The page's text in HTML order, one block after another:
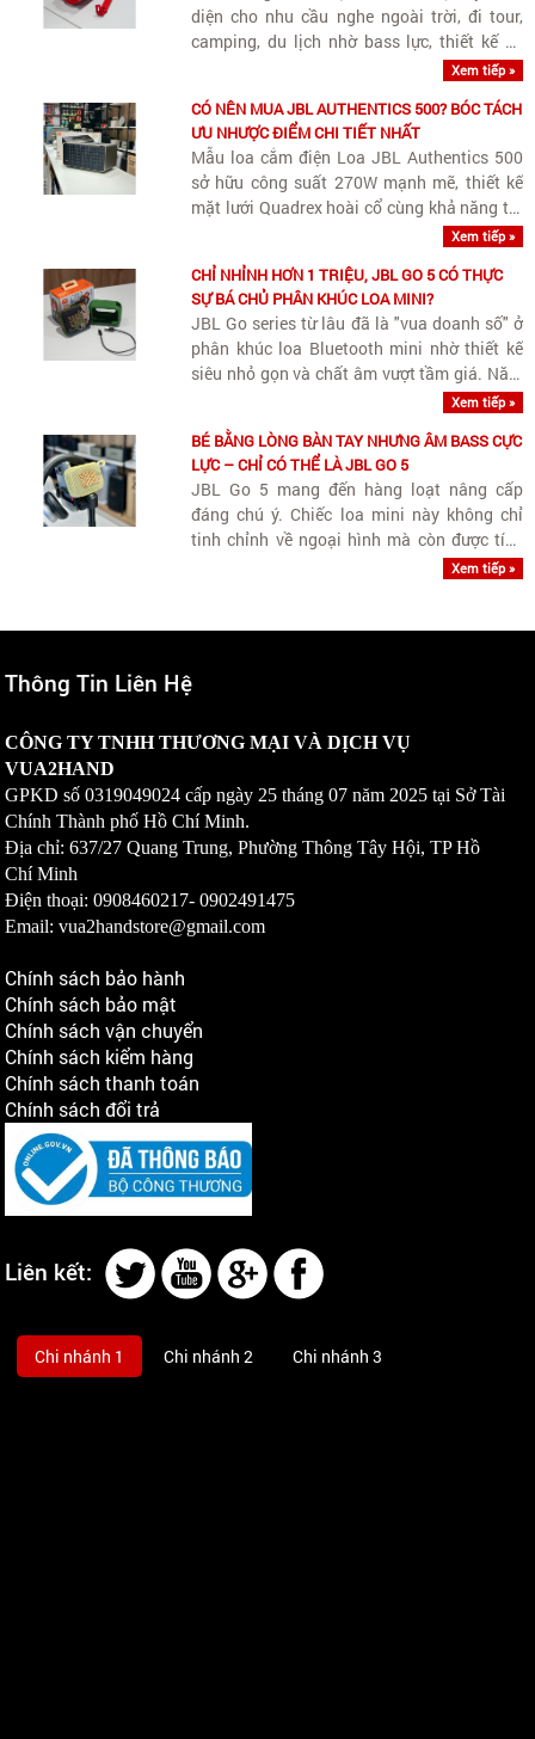
diện cho nhu cầu nghe ngoài trời, đi tour,
camping, du lịch nhờ bass lực, thiết kế có
quai đeo tiện lợi và độ bền IP68 chống cày
Xem tiếp »
CÓ NÊN MUA JBL AUTHENTICS 500? BÓC TÁCH
ƯU NHƯỢC ĐIỂM CHI TIẾT NHẤT
Mẫu loa cắm điện Loa JBL Authentics 500
sở hữu công suất 270W mạnh mẽ, thiết kế
mặt lưới Quadrex hoài cổ cùng khả năng tái
tạo âm thanh Dolby Atmos 3.1 kênh uy lực,
rộng.
Xem tiếp »
CHỈ NHỈNH HƠN 1 TRIỆU, JBL GO 5 CÓ THỰC
SỰ BÁ CHỦ PHÂN KHÚC LOA MINI?
JBL Go series từ lâu đã là "vua doanh số" ở
phân khúc loa Bluetooth mini nhờ thiết kế
siêu nhỏ gọn và chất âm vượt tầm giá. Năm
nay, JBL Go 5 xuất hiện mang theo hàng
năng kháng nước cho đến..
Xem tiếp »
BÉ BẰNG LÒNG BÀN TAY NHƯNG ÂM BASS CỰC
LỰC – CHỈ CÓ THỂ LÀ JBL GO 5
JBL Go 5 mang đến hàng loạt nâng cấp
đáng chú ý. Chiếc loa mini này không chỉ
tinh chỉnh về ngoại hình mà còn được tích
hợp nhiều công nghệ vốn thường chỉ xuất
Xem tiếp »
Thông Tin Liên Hệ
CÔNG TY TNHH THƯƠNG MẠI VÀ DỊCH VỤ
VUA2HAND
GPKD số0319049024 cấp ngày 25 tháng 07 năm 2025 tại Sở Tài
Chính Thành phố Hồ Chí Minh.
Địa chỉ: 637/27 Quang Trung, Phường Thông Tây Hội, TP Hồ
Chí Minh
Điện thoại: 0908460217-0902491475
Email: vua2handstore@gmail.com
Chính sách bảo hành
Chính sách bảo mật
Chính sách vận chuyển
Chính sách kiểm hàng
Chính sách thanh toán
Chính sách đổi trả
Liên kết:
Chi nhánh 1 Chi nhánh 2 Chi nhánh 3